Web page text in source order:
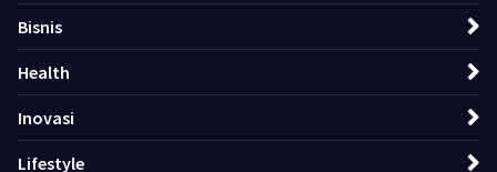
Bisnis
Health
Inovasi
Lifestyle